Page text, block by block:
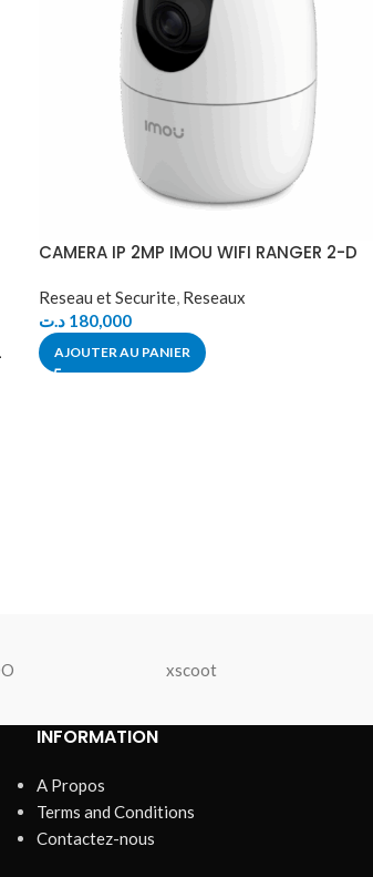
CAMERA IP 2MP IMOU WIFI RANGER 2-D
Reseau et Securite, Reseaux
180,000 د.ت
AJOUTER AU PANIER
xscoot
INFORMATION
A Propos
Terms and Conditions
Contactez-nous